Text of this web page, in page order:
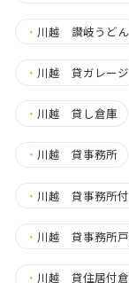
・ 川越 讃岐うどん
・ 川越 貸ガレージ
・ 川越 貸し倉庫
・ 川越 貸事務所
・ 川越 貸事務所
・ 川越 貸事務所
・ 川越 貸住居付